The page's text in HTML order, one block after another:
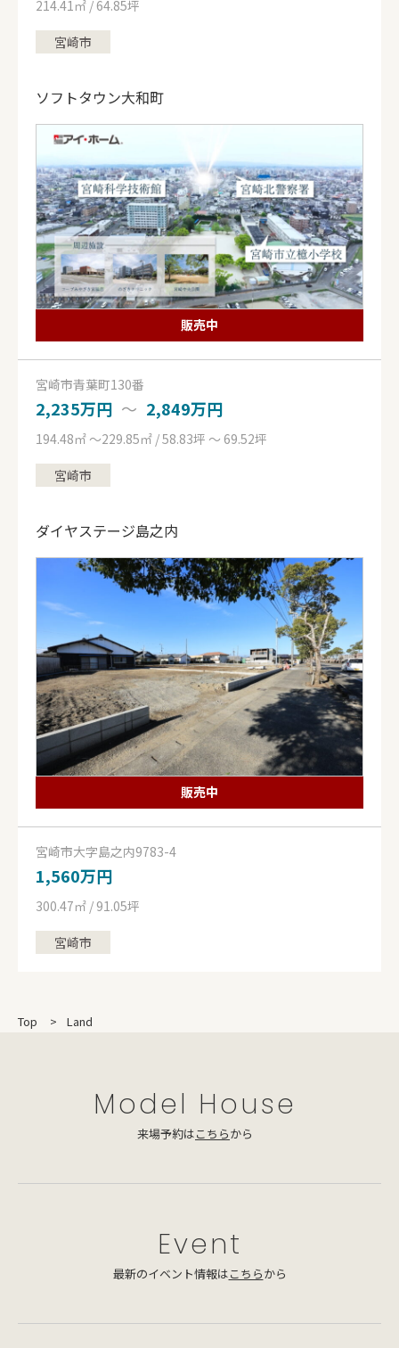
西都市 宮崎市
都城市
214.41㎡ / 64.85坪
宮崎市
ソフトタウン大和町
販売中
宮崎市青葉町130番
2,235万円 〜 2,849万円
194.48㎡ ～229.85㎡ / 58.83坪 ～ 69.52坪
宮崎市
ダイヤステージ島之内
販売中
宮崎市大字島之内9783-4
1,560万円
300.47㎡ / 91.05坪
宮崎市
Top Land
Model House
来場予約はこちらから
Event
最新のイベント情報はこちらから